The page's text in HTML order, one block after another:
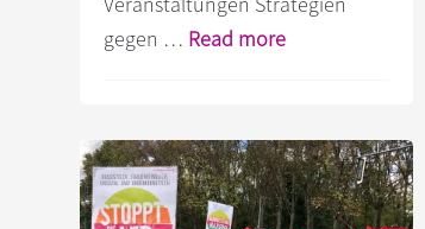
gegen … Read moreInfos
Das
war
unsere